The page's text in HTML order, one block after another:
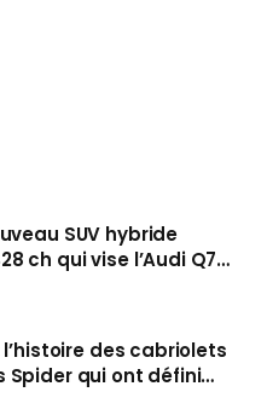
SUV hybride
ch qui vise l’Audi Q7
cet automne
l’histoire des cabriolets
Spider qui ont défini
au vent